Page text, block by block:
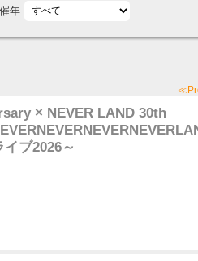
年
× NEVER LAND 30th
ブ2026～